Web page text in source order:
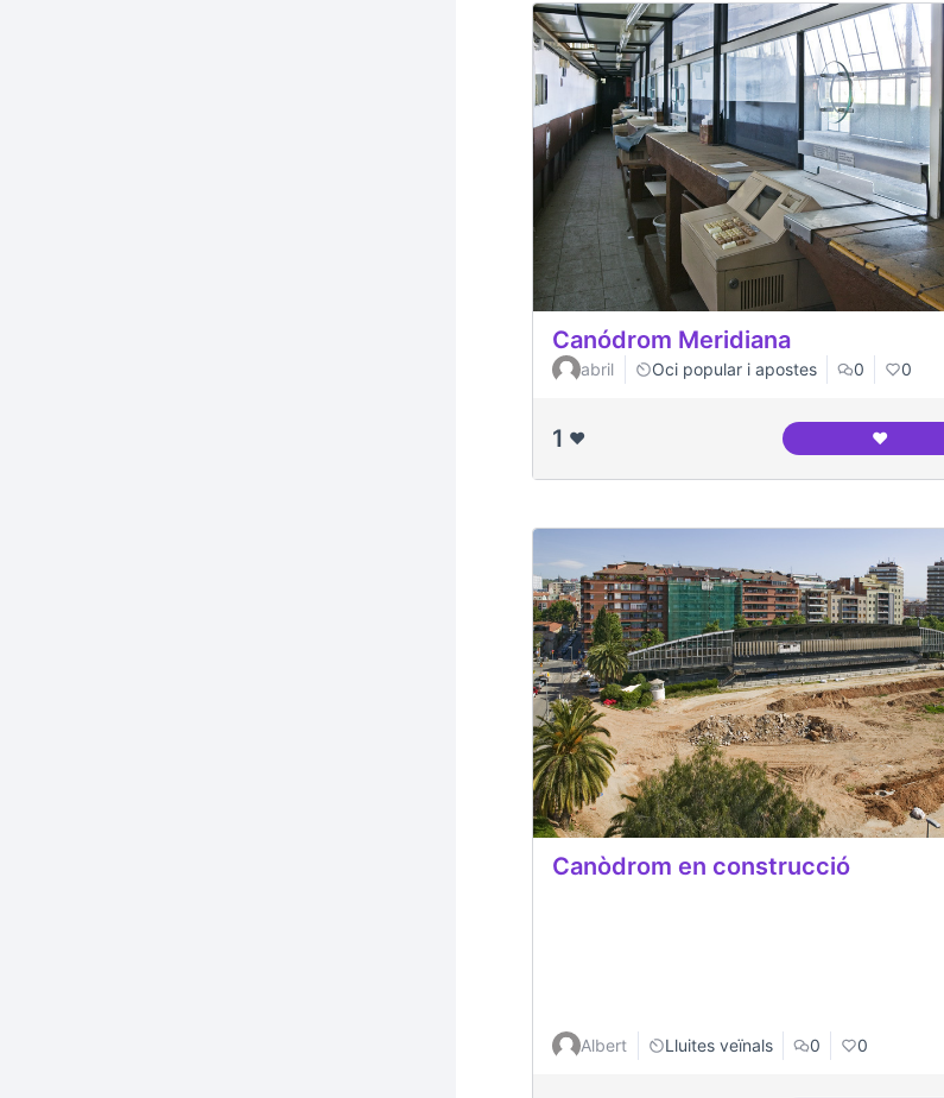
Canódrom Meridiana
abril Oci popular i apostes 0 0
1 ❤️ ❤️
Canòdrom en construcció
Albert Lluites veïnals 0 0